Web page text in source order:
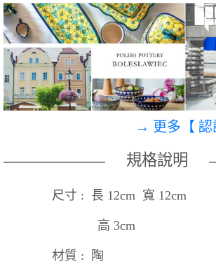
→ 更多【 認
規格說明
尺寸 : 長 12cm 寬 12cm
高 3cm
材質 : 陶